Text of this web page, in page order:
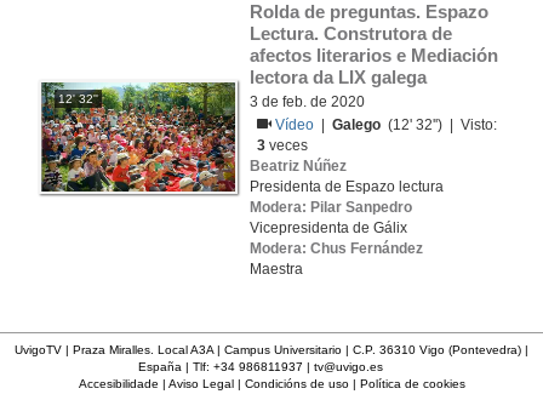
12' 32''
Rolda de preguntas. Espazo
Lectura. Construtora de
afectos literarios e Mediación
lectora da LIX galega
3 de feb. de 2020
Vídeo
|Galego (12' 32'') | Visto:
3 veces
Beatriz Núñez
Presidenta de Espazo lectura
Modera: Pilar Sanpedro
Vicepresidenta de Gálix
Modera: Chus Fernández
Maestra
UvigoTV | Praza Miralles. Local A3A | Campus Universitario | C.P. 36310 Vigo (Pontevedra) |
España | Tlf: +34 986811937 | tv@uvigo.es
Accesibilidade | Aviso Legal| Condicións de uso| Política de cookies